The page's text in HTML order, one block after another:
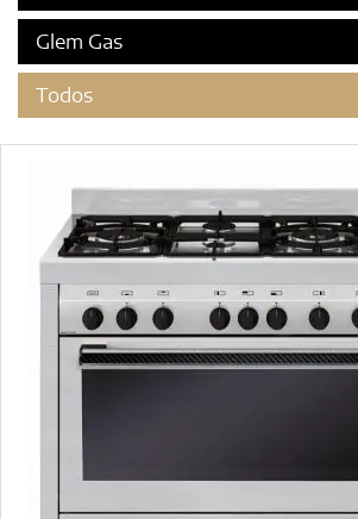
Glem Gas
Todos